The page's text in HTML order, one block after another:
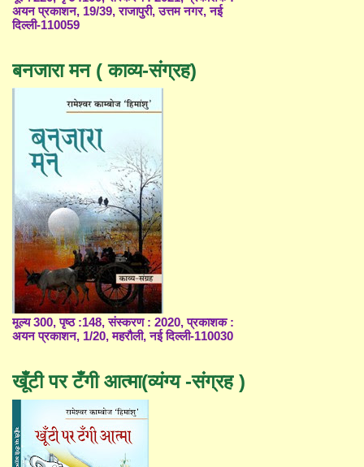
अयन प्रकाशन, 19/39, राजापुरी, उत्तम नगर, नई
दिल्ली-110059
बनजारा मन ( काव्य-संग्रह)
मूल्य 300, पृष्ठ :148, संस्करण : 2020, प्रकाशक :
अयन प्रकाशन, 1/20, महरौली, नई दिल्ली-110030
खूँटी पर टँगी आत्मा(व्यंग्य -संग्रह )